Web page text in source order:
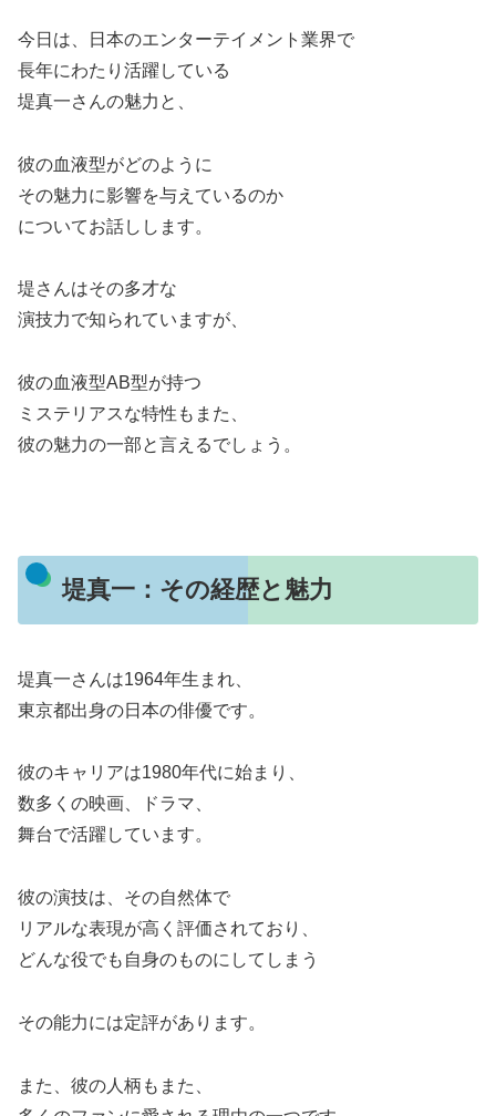
今日は、日本のエンターテイメント業界で
長年にわたり活躍している
堤真一さんの魅力と、
彼の血液型がどのように
その魅力に影響を与えているのか
についてお話しします。
堤さんはその多才な
演技力で知られていますが、
彼の血液型AB型が持つ
ミステリアスな特性もまた、
彼の魅力の一部と言えるでしょう。
堤真一：その経歴と魅力
堤真一さんは1964年生まれ、
東京都出身の日本の俳優です。
彼のキャリアは1980年代に始まり、
数多くの映画、ドラマ、
舞台で活躍しています。
彼の演技は、その自然体で
リアルな表現が高く評価されており、
どんな役でも自身のものにしてしまう
その能力には定評があります。
また、彼の人柄もまた、